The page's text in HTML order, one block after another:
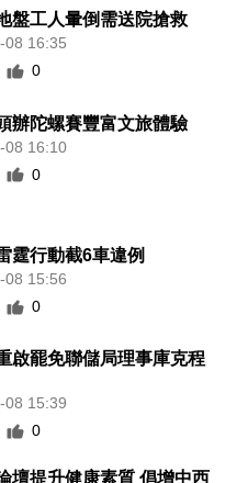
盤工人暈倒需送院搶救
08 16:35
0
辦陀螺賽豐富文旅體驗
08 16:10
0
霆行動截6車違例
08 15:56
0
啟罷免聯儲局理事庫克程
08 15:39
0
壇提升健康素質 倡增中西